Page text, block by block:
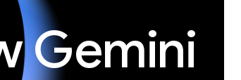
Gemini